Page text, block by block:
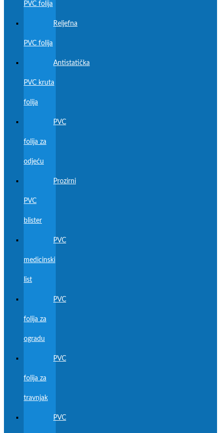
PVC folija
Reljefna
PVC folija
Antistatička
PVC kruta
folija
PVC
folija za
odjeću
Prozirni
PVC
blister
PVC
medicinski
list
PVC
folija za
ogradu
PVC
folija za
travnjak
PVC